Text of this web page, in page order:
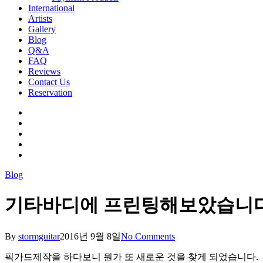
International
Artists
Gallery
Blog
Q&A
FAQ
Reviews
Contact Us
Reservation
Blog
기타바디에 프린팅해보았습니
By stormguitar2016년 9월 8일No Comments
픽가드제작을 하다보니 뭔가 또 새로운 것을 찾게 되었습니다.